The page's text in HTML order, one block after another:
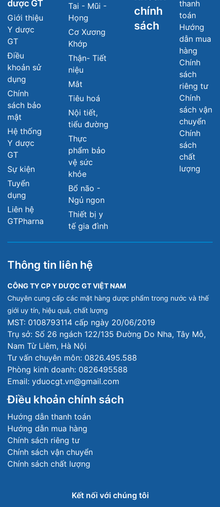
dược GT
Giới thiệu
Y dược
GT
Điều
khoản sử
dụng
Chính
sách bảo
mật
Hệ thống
Y dược
GT
Sự kiện
Tuyển
dụng
Liên hệ
GTPharna
Tai - Mũi -
Họng
Cơ Xương
Khớp
Thận- Tiết
niệu
Mắt
Tiêu hoá
Nội tiết,
tiểu đường
Thực
phẩm bảo
vệ sức
khỏe
Bổ não -
Ngủ ngon
Thiết bị y
tế gia đình
chính
sách
thanh
toán
Hướng
dẫn mua
hàng
Chính
sách
riêng tư
Chính
sách vận
chuyển
Chính
sách
chất
lượng
Thông tin liên hệ
CÔNG TY CP Y DƯỢC GT VIỆT NAM
Chuyên cung cấp các mặt hàng dược phẩm trong nước và thế
giới uy tín, hiệu quả, chất lượng
MST: 0108793114 cấp ngày 20/06/2019
Trụ sở: Số 26 ngách 122/135 Đường Do Nha, Tây Mỗ,
Nam Từ Liêm, Hà Nội
Tư vấn chuyên môn: 0826.495.588
Phòng kinh doanh: 0826495588
Email: yduocgt.vn@gmail.com
Điều khoản chính sách
Hướng dẫn thanh toán
Hướng dẫn mua hàng
Chính sách riêng tư
Chính sách vận chuyển
Chính sách chất lượng
Kết nối với chúng tôi